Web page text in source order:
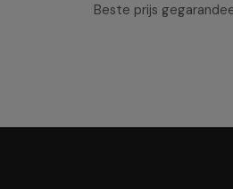
Beste prijs